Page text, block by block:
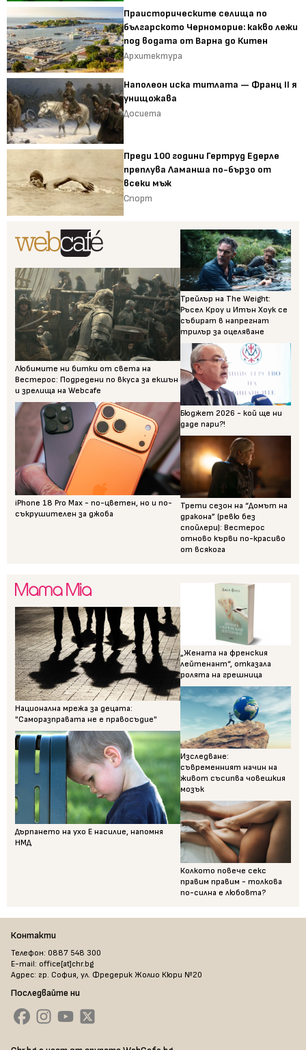
Праисторическите селища по
българското Черноморие: какво лежи
под водата от Варна до Китен
Архитектура
Наполеон иска титлата — Франц II я
унищожава
Досиета
Преди 100 години Гертруд Едерле
преплува Ламанша по-бързо от
всеки мъж
Спорт
Любимите ни битки от света на
Вестерос: Подредени по вкуса за екшън
и зрелища на Webcafe
iPhone 18 Pro Max - по-цветен, но и по-
съкрушителен за джоба
Трейлър на The Weight:
Ръсел Кроу и Итън Хоук се
събират в напрегнат
трилър за оцеляване
Бюджет 2026 - кой ще ни
даде пари?!
Трети сезон на “Домът на
дракона” (ревю без
спойлери): Вестерос
отново кърви по-красиво
от всякога
Национална мрежа за децата:
"Саморазправата не е правосъдие"
Дърпането на ухо Е насилие, напомня
НМД
„Жената на френския
лейтенант“, отказала
ролята на грешница
Изследване:
съвременният начин на
живот съсипва човешкия
мозък
Колкото повече секс
правим правим - толкова
по-силна е любовта?
Контакти
Телефон: 0887 548 300
E-mail: office[at]chr.bg
Адрес: гр. София, ул. Фредерик Жолио Кюри №20
Последвайте ни